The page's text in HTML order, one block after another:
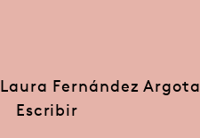
Laura Fernández Argota
Escribir